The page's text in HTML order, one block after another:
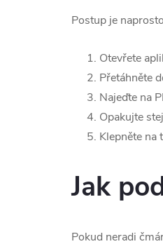
Postup je
Otevřete
Přetáhněte
Najeďte na
Opakujte
Klepněte na
Jak
Pokud neradi